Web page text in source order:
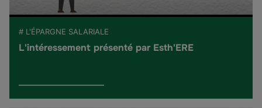
# L'ÉPARGNE SALARIALE
L'intéressement présenté par Esth'ERE